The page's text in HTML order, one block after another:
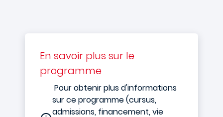
En savoir plus sur le
programme
Pour obtenir plus d'informations
sur ce programme (cursus,
admissions, financement, vie